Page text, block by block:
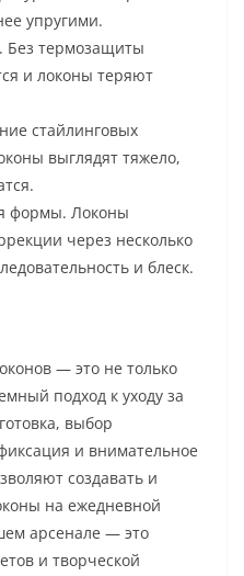
упругими.
термозащиты
и локоны теряют
стайлинговых
выглядят тяжело,
формы. Локоны
через несколько
и блеск.
— это не только
подход к уходу за
выбор
и внимательное
создавать и
на ежедневной
арсенале — это
и творческой